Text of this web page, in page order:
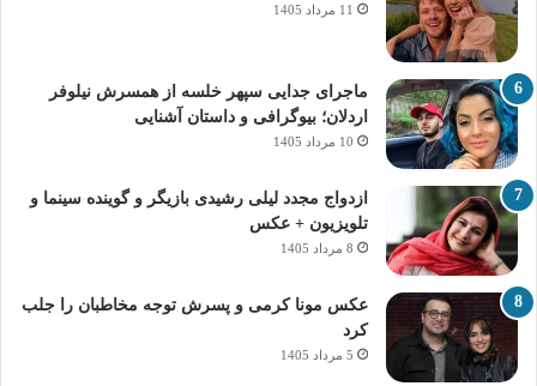
11 مرداد 1405
ماجرای جدایی سپهر خلسه از همسرش نیلوفر
اردلان؛ بیوگرافی و داستان آشنایی
10 مرداد 1405
ازدواج مجدد لیلی رشیدی بازیگر و گوینده سینما و
تلویزیون + عکس
8 مرداد 1405
عکس مونا کرمی و پسرش توجه مخاطبان را جلب
کرد
5 مرداد 1405